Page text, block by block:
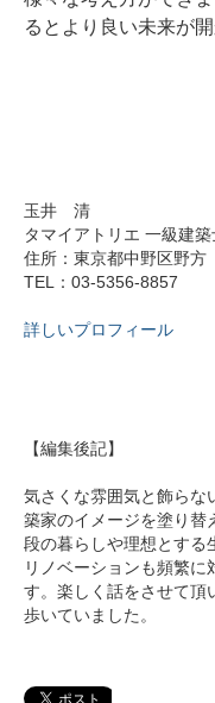
るとより良い未来が
玉井 清
タマイアトリエ 一級建
住所：東京都中野区野方
TEL：03-5356-8857
詳しいプロフィール
【編集後記】
気さくな雰囲気と飾らな
築家のイメージを塗り替
段の暮らしや理想とする
リノベーションも頻繁
す。楽しく話をさせて頂
歩いていました。